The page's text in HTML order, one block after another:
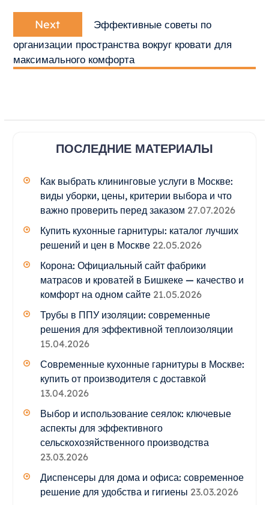
Next
post:
Эффективные советы по
организации пространства вокруг кровати для
максимального комфорта
ПОСЛЕДНИЕ МАТЕРИАЛЫ
Как выбрать клининговые услуги в Москве:
виды уборки, цены, критерии выбора и что
важно проверить перед заказом 27.07.2026
Купить кухонные гарнитуры: каталог лучших
решений и цен в Москве 22.05.2026
Корона: Официальный сайт фабрики
матрасов и кроватей в Бишкеке — качество и
комфорт на одном сайте 21.05.2026
Трубы в ППУ изоляции: современные
решения для эффективной теплоизоляции
15.04.2026
Современные кухонные гарнитуры в Москве:
купить от производителя с доставкой
13.04.2026
Выбор и использование сеялок: ключевые
аспекты для эффективного
сельскохозяйственного производства
23.03.2026
Диспенсеры для дома и офиса: современное
решение для удобства и гигиены 23.03.2026